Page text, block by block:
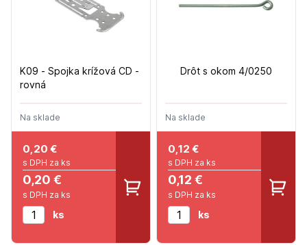
K09 - Spojka krížová CD -
rovná
Na sklade
0,20 €
s DPH za ks
0,20 €
s DPH za ks
ks
Drôt s okom 4/0250
Na sklade
0,12 €
s DPH za ks
0,12 €
s DPH za ks
ks